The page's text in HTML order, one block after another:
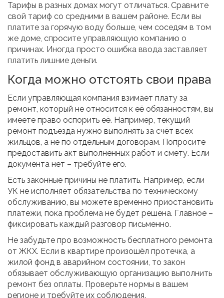
Тарифы в разных домах могут отличаться. Сравните
свой тариф со средними в вашем районе. Если вы
платите за горячую воду больше, чем соседям в том
же доме, спросите управляющую компанию о
причинах. Иногда просто ошибка ввода заставляет
платить лишние деньги.
Когда можно отстоять свои права
Если управляющая компания взимает плату за
ремонт, который не относится к её обязанностям, вы
имеете право оспорить её. Например, текущий
ремонт подъезда нужно выполнять за счёт всех
жильцов, а не по отдельным договорам. Попросите
предоставить акт выполненных работ и смету. Если
документа нет – требуйте его.
Есть законные причины не платить. Например, если
УК не исполняет обязательства по техническому
обслуживанию, вы можете временно приостановить
платежи, пока проблема не будет решена. Главное –
фиксировать каждый разговор письменно.
Не забудьте про возможность бесплатного ремонта
от ЖКХ. Если в квартире произошёл протечка, а
жилой фонд в аварийном состоянии, то закон
обязывает обслуживающую организацию выполнить
ремонт без оплаты. Проверьте нормы в вашем
регионе и требуйте их соблюдения.